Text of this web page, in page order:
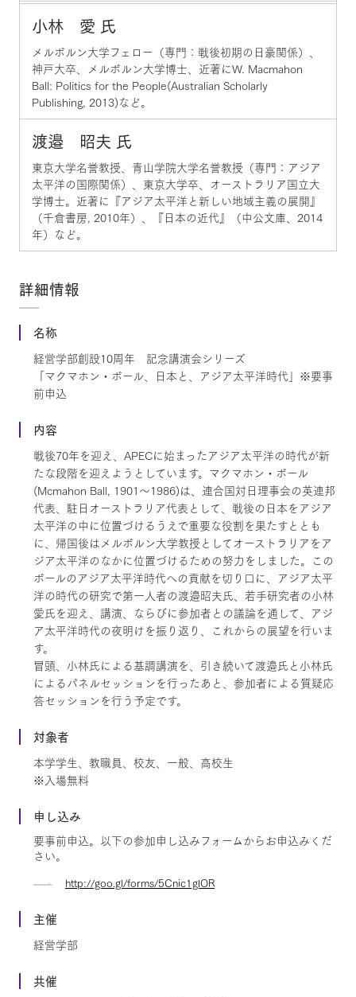
小林 愛 氏
メルボルン大学フェロー（専門：戦後初期の日豪関係）、
神戸大卒、メルボルン大学博士、近著にW. Macmahon
Ball: Politics for the People(Australian Scholarly
Publishing, 2013)など。
渡邉 昭夫 氏
東京大学名誉教授、青山学院大学名誉教授（専門：アジア
太平洋の国際関係）、東京大学卒、オーストラリア国立大
学博士。近著に『アジア太平洋と新しい地域主義の展開』
（千倉書房, 2010年）、『日本の近代』（中公文庫、2014
年）など。
詳細情報
名称
経営学部創設10周年 記念講演会シリーズ
「マクマホン・ボール、日本と、アジア太平洋時代」※要事
前申込
内容
戦後70年を迎え、APECに始まったアジア太平洋の時代が新
たな段階を迎えようとしています。マクマホン・ボール
(Mcmahon Ball, 1901～1986)は、連合国対日理事会の英連邦
代表、駐日オーストラリア代表として、戦後の日本をアジア
太平洋の中に位置づけるうえで重要な役割を果たすととも
に、帰国後はメルボルン大学教授としてオーストラリアをア
ジア太平洋のなかに位置づけるための努力をしました。この
ボールのアジア太平洋時代への貢献を切り口に、アジア太平
洋の時代の研究で第一人者の渡邉昭夫氏、若手研究者の小林
愛氏を迎え、講演、ならびに参加者との議論を通して、アジ
ア太平洋時代の夜明けを振り返り、これからの展望を行いま
す。
冒頭、小林氏による基調講演を、引き続いて渡邉氏と小林氏
によるパネルセッションを行ったあと、参加者による質疑応
答セッションを行う予定です。
対象者
本学学生、教職員、校友、一般、高校生
※入場無料
申し込み
要事前申込。以下の参加申し込みフォームからお申込みくだ
さい。
http://goo.gl/forms/5Cnic1glOR
主催
経営学部
共催